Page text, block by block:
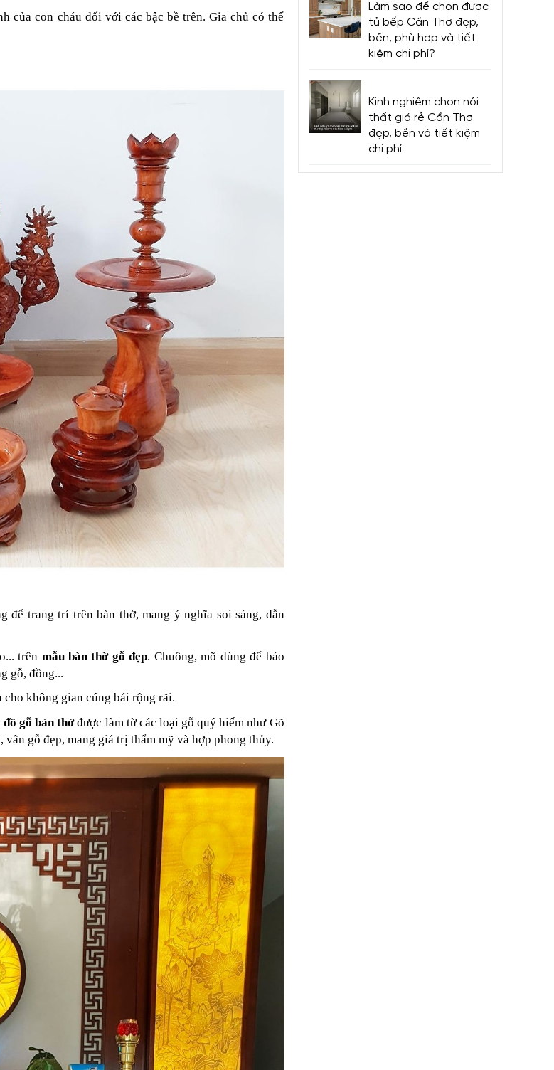
của con cháu đối với các bậc bề trên. Gia chủ có thể
để trang trí trên bàn thờ, mang ý nghĩa soi sáng, dẫn
trên mẫu bàn thờ gỗ đẹp. Chuông, mõ dùng để báo
gỗ, đồng...
không gian cúng bái rộng rãi.
đồ gỗ bàn thờđược làm từ các loại gỗ quý hiếm như Gõ
gỗ đẹp, mang giá trị thẩm mỹ và hợp phong thủy.
Làm sao để chọn được
tủ bếp Cần Thơ đẹp,
bền, phù hợp và tiết
kiệm chi phí?
Kinh nghiệm chọn nội
thất giá rẻ Cần Thơ
đẹp, bền và tiết kiệm
chi phí